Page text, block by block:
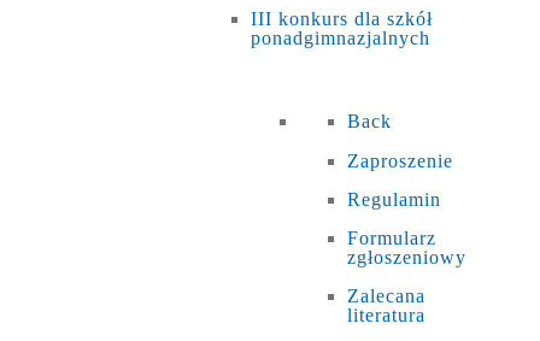
III konkurs dla szkół
ponadgimnazjalnych
Back
Zaproszenie
Regulamin
Formularz
zgłoszeniowy
Zalecana
literatura